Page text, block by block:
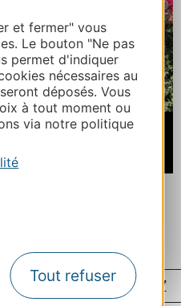
et fermer" vous
Le bouton "Ne pas
permet d'indiquer
nécessaires au
déposés. Vous
à tout moment ou
via notre politique
Tout refuser
À partir de
74 75 76 77